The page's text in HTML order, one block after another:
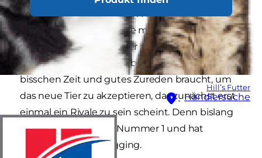
Hill’s Futter
Händlersuche
Revier gegen den kleinen Neuzugang zu
verteidigen. Ganz klar, Sie möchten, dass Ihr
neues Kätzchen von Ihrer anderen Katze
akzeptiert wird. Klar ist aber auch, dass sie ein
bisschen Zeit und gutes Zureden braucht, um
das neue Tier zu akzeptieren, das zunächst erst
einmal ein Rivale zu sein scheint. Denn bislang
war sie ja Ihr Liebling Nummer 1 und hat
bestimmt, wo es langging.